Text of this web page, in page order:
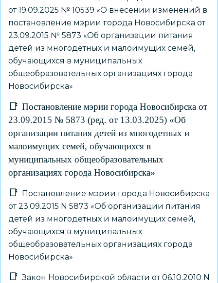
от 19.09.2025 № 10539 «О внесении изменений в
постановление мэрии города Новосибирска от
23.09.2015 № 5873 «Об организации питания
детей из многодетных и малоимущих семей,
обучающихся в муниципальных
общеобразовательных организациях города
Новосибирска»
Постановление мэрии города Новосибирска от
23.09.2015 № 5873 (ред. от 13.03.2025) «Об
организации питания детей из многодетных и
малоимущих семей, обучающихся в
муниципальных общеобразовательных
организациях города Новосибирска»
Постановление мэрии города Новосибирска
от 23.09.2015 N 5873 «Об организации питания
детей из многодетных и малоимущих семей,
обучающихся в муниципальных
общеобразовательных организациях города
Новосибирска»
Закон Новосибирской области от 06.10.2010 N